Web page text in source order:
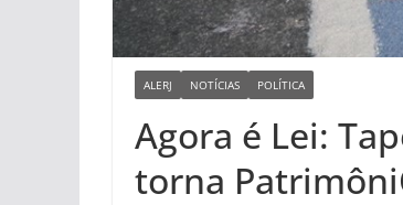
ALERJ NOTÍCIAS POLÍTICA
Agora é Lei:
torna